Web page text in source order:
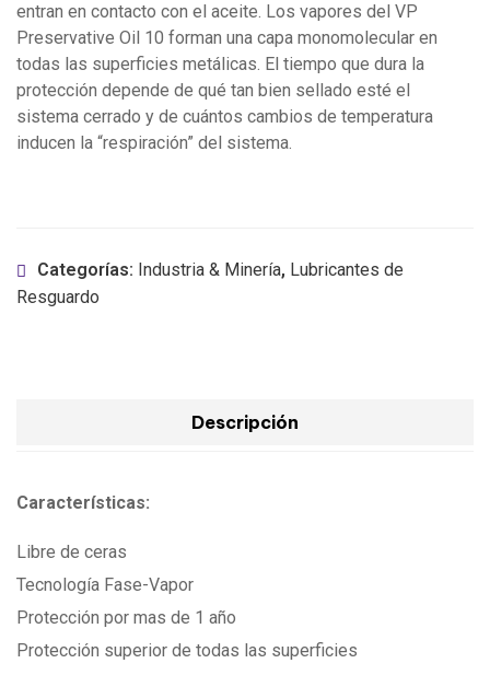
entran en contacto con el aceite. Los vapores del VP
Preservative Oil 10 forman una capa monomolecular en
todas las superficies metálicas. El tiempo que dura la
protección depende de qué tan bien sellado esté el
sistema cerrado y de cuántos cambios de temperatura
inducen la “respiración” del sistema.
Categorías: Industria & Minería, Lubricantes de
Resguardo
Descripción
Características:
Libre de ceras
Tecnología Fase-Vapor
Protección por mas de 1 año
Protección superior de todas las superficies